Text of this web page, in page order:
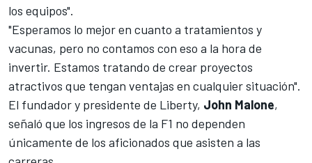
los equipos".
"Esperamos lo mejor en cuanto a tratamientos y
vacunas, pero no contamos con eso a la hora de
invertir. Estamos tratando de crear proyectos
atractivos que tengan ventajas en cualquier situación".
El fundador y presidente de Liberty, John Malone,
señaló que los ingresos de la F1 no dependen
únicamente de los aficionados que asisten a las